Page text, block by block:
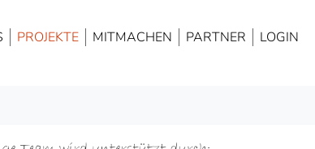
PROJEKTE MITMACHEN PARTNER LOGIN